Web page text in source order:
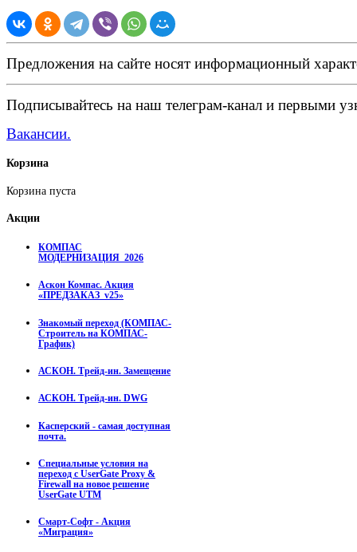
Предложения на сайте носят информационный
Подписывайтесь на наш телеграм-канал и первыми
Вакансии.
Корзина
Корзина пуста
Акции
КОМПАС
МОДЕРНИЗАЦИЯ_2026
Аскон Компас. Акция
«ПРЕДЗАКАЗ_v25»
Знакомый переход (КОМПАС-
Строитель на КОМПАС-
График)
АСКОН. Трейд-ин. Замещение
АСКОН. Трейд-ин. DWG
Касперский - самая доступная
почта.
Специальные условия на
переход с UserGate Proxy &
Firewall на новое решение
UserGate UTM
Смарт-Софт - Акция
«Миграция»